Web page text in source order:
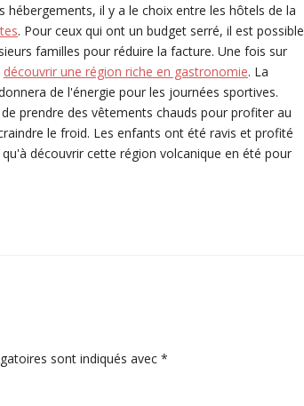
il y a le choix entre les hôtels de la
. Pour ceux qui ont un budget serré, il est possible
familles pour réduire la facture. Une fois sur
découvrir une région riche en gastronomie. La
de l'énergie pour les journées sportives.
prendre des vêtements chauds pour profiter au
le froid. Les enfants ont été ravis et profité
découvrir cette région volcanique en été pour
sont indiqués avec *